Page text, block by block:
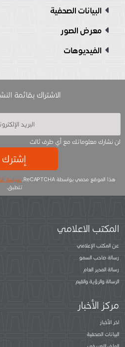
البيانات الصحفية
معرض الصور
الفيديوهات
الاشتراك بقائمة
لن نشارك معلوماتك مع أي طرف ثالث
إشترك
هذا الموقع محمي بواسطة ReCAPTCHA. سياسة
تتطبق.
المكتب الاعلامي
عن المكتب الإعلامي
رسالة صاحب السمو
رسالة المدير العام
الرسالة والرؤية والقيم
مركز الأخبار
اخر الأخبار
البيانات الصحفية